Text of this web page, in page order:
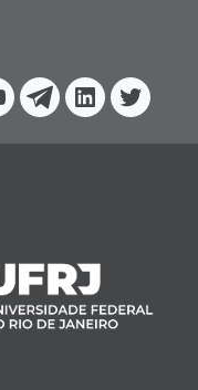
Telegram
Linkedin
Twitter